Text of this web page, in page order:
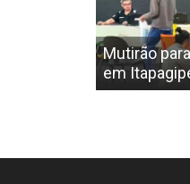
Mutirão
em